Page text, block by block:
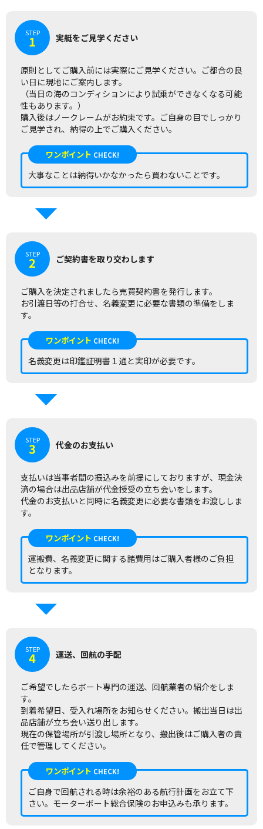
STEP
1 実艇をご見学ください
原則としてご購入前には実際にご見学ください。ご都合の良
い日に現地にご案内します。
（当日の海のコンディションにより試乗ができなくなる可能
性もあります。）
購入後はノークレームがお約束です。ご自身の目でしっかり
ご見学され、納得の上でご購入ください。
ワンポイント CHECK!
大事なことは納得いかなかったら買わないことです。
STEP
2 ご契約書を取り交わします
ご購入を決定されましたら売買契約書を発行します。
お引渡日等の打合せ、名義変更に必要な書類の準備をしま
す。
ワンポイント CHECK!
名義変更は印鑑証明書１通と実印が必要です。
STEP
3 代金のお支払い
支払いは当事者間の振込みを前提にしておりますが、現金決
済の場合は出品店舗が代金授受の立ち会いをします。
代金のお支払いと同時に名義変更に必要な書類をお渡ししま
す。
ワンポイント CHECK!
運搬費、名義変更に関する諸費用はご購入者様のご負担
となります。
STEP
4 運送、回航の手配
ご希望でしたらボート専門の運送、回航業者の紹介をしま
す。
到着希望日、受入れ場所をお知らせください。搬出当日は出
品店舗が立ち会い送り出します。
現在の保管場所が引渡し場所となり、搬出後はご購入者の責
任で管理してください。
ワンポイント CHECK!
ご自身で回航される時は余裕のある航行計画をお立て下
さい。モーターボート総合保険のお申込みも承ります。